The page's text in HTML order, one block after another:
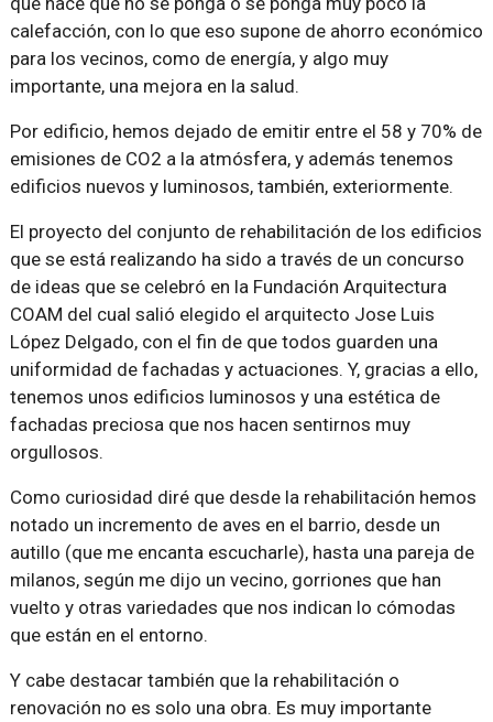
calefacción, con lo que eso supone de ahorro económico
para los vecinos, como de energía, y algo muy
importante, una mejora en la salud.
Por edificio, hemos dejado de emitir entre el 58 y 70% de
emisiones de CO2 a la atmósfera, y además tenemos
edificios nuevos y luminosos, también, exteriormente.
El proyecto del conjunto de rehabilitación de los edificios
que se está realizando ha sido a través de un concurso
de ideas que se celebró en la Fundación Arquitectura
COAM del cual salió elegido el arquitecto Jose Luis
López Delgado, con el fin de que todos guarden una
uniformidad de fachadas y actuaciones. Y, gracias a ello,
tenemos unos edificios luminosos y una estética de
fachadas preciosa que nos hacen sentirnos muy
orgullosos.
Como curiosidad diré que desde la rehabilitación hemos
notado un incremento de aves en el barrio, desde un
autillo (que me encanta escucharle), hasta una pareja de
milanos, según me dijo un vecino, gorriones que han
vuelto y otras variedades que nos indican lo cómodas
que están en el entorno.
Y cabe destacar también que la rehabilitación o
renovación no es solo una obra. Es muy importante